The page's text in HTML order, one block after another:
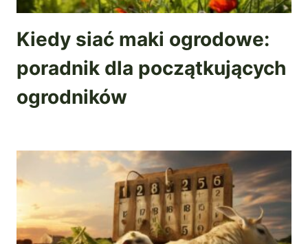
Kiedy siać maki ogrodowe:
poradnik dla początkujących
ogrodników